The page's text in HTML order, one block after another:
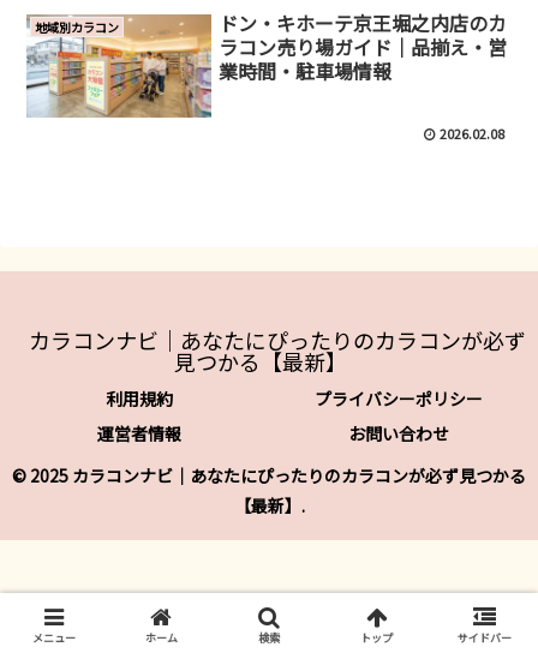
地域別カラコン
ドン・キホーテ京王堀之内店のカ
ラコン売り場ガイド｜品揃え・営
業時間・駐車場情報
2026.02.08
カラコンナビ｜あなたにぴったりのカラコンが必ず
見つかる【最新】
利用規約
プライバシーポリシー
運営者情報
お問い合わせ
© 2025 カラコンナビ｜あなたにぴったりのカラコンが必ず見つかる
【最新】.
メニュー ホーム 検索 トップ サイドバー